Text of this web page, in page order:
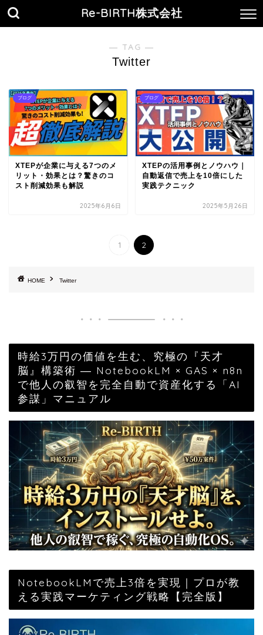
Re-BIRTH株式会社
― TAG ―
Twitter
ブログ
XTEPが企業に与える7つのメ
リット・効果とは？驚きのコ
スト削減効果も解説
2025年6月6日
ブログ
XTEPの活用事例とノウハウ｜
自動返信で売上を10倍にした
実践テクニック
2025年5月26日
1 2
HOME Twitter
時給3万円の価値を生む、究極の『天才
脳』構築術 ― NotebookLM × GAS × n8n
で他人の叡智を完全自動で資産化する「AI
参謀」マニュアル
NotebookLMで売上3倍を実現｜プロが教
える実践マーケティング戦略【完全版】